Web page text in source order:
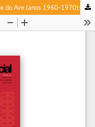
Emigrar para “melhorar a vida” no Vale do Ave (anos 1960-1970): economia, valor e tempo